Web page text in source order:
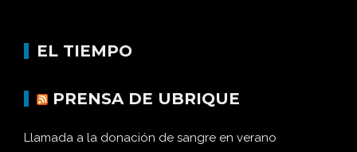
EL TIEMPO
PRENSA DE UBRIQUE
Llamada a la donación de sangre en verano